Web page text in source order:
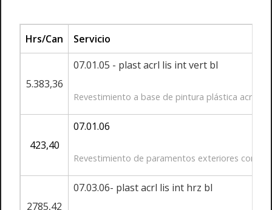
Hrs/Can Servicio
5.383,36
07.01.05 - plast acrl lis int vert bl
Revestimiento a base de pintura plástica
423,40
07.01.06
Revestimiento de paramentos exteriores con
2785,42
07.03.06- plast acrl lis int hrz bl